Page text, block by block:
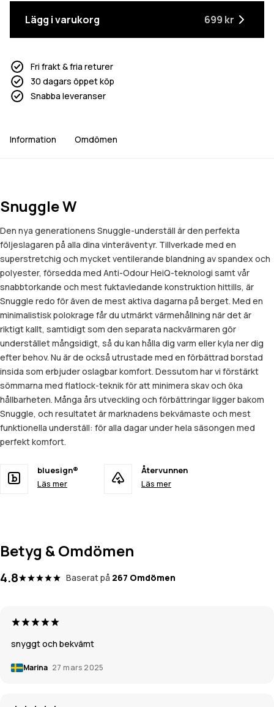
Lägg i varukorg 699 kr
Fri frakt & fria returer
30 dagars öppet köp
Snabba leveranser
Information Omdömen
Snuggle W
Den nya generationens Snuggle-underställ är den perfekta
följeslagaren på alla dina vinteräventyr. Tillverkade med en
superstretchig och mycket ventilerande blandning av spandex och
polyester, försedda med Anti-Odour HeiQ-teknologi samt vår
snabbtorkande och mest fuktavledande konstruktion hittills, är
Snuggle redo för även de mest aktiva dagarna på berget. Med en
minimalistisk polokrage får du utmärkt värmehållning när det är
riktigt kallt, samtidigt som den separata nackvärmaren gör
understället mångsidigt, så du kan hålla dig varm eller kyla ner dig
efter behov. Nu är de också utrustade med en förbättrad borstad
insida som erbjuder oslagbar komfort. Dessutom har vi förstärkt
sömmarna med flatlock-teknik för att minimera skav och öka
hållbarheten. Många års utveckling och förbättringar ligger bakom
Snuggle, och resultatet är marknadens bekvämaste och mest
funktionella underställ: för alla dagar under hela säsongen med
perfekt komfort.
bluesign®
Läs mer
Återvunnen
Läs mer
Betyg & Omdömen
4.8 Baserat på 267 Omdömen
snyggt och bekvämt
Marina 27 mars 2025